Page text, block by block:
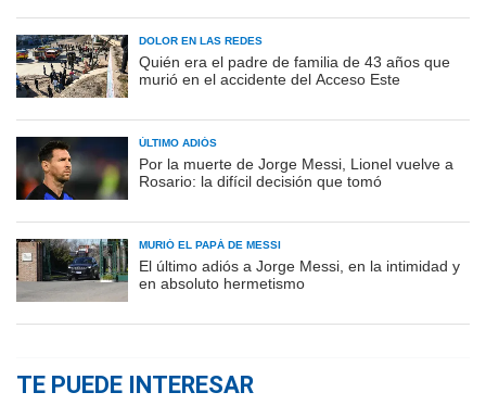
DOLOR EN LAS REDES
Quién era el padre de familia de 43 años que
murió en el accidente del Acceso Este
ÚLTIMO ADIÓS
Por la muerte de Jorge Messi, Lionel vuelve a
Rosario: la difícil decisión que tomó
MURIÓ EL PAPÁ DE MESSI
El último adiós a Jorge Messi, en la intimidad y
en absoluto hermetismo
TE PUEDE INTERESAR